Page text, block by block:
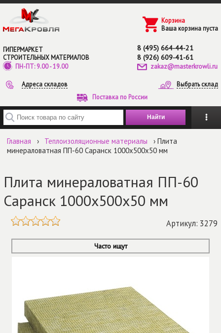
Перейти к основному содержанию
ГИПЕРМАРКЕТ
СТРОИТЕЛЬНЫХ МАТЕРИАЛОВ
ПН-ПТ: 9.00 - 19.00
8 (495) 664-44-21
8 (926) 609-41-61
zakaz@masterkrowli.ru
Адреса складов
Выбрать склад
Поставка по России
Корзина
Ваша корзина пуста
Введите ключевые слова для поиска
Главная › Теплоизоляционные материалы
› Плита
минераловатная ПП-60 Саранск 1000х500х50 мм
Плита минераловатная ПП-60
Саранск 1000х500х50 мм
Артикул: 3279
Часто ищут